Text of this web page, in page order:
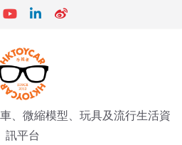
、微縮模型、玩具及流行生活資
訊平台